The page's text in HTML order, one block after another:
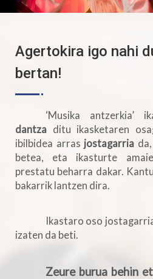
Agertokira igo nahi
bertan!
‘Musika antzerkia’
dantza ditu ikasketaren
ibilbidea arras jostagarria da,
betea, eta ikasturte
prestatu beharra dakar.
bakarrik lantzen dira.
Ikastaro oso
izaten da beti.
Zeure burua behin